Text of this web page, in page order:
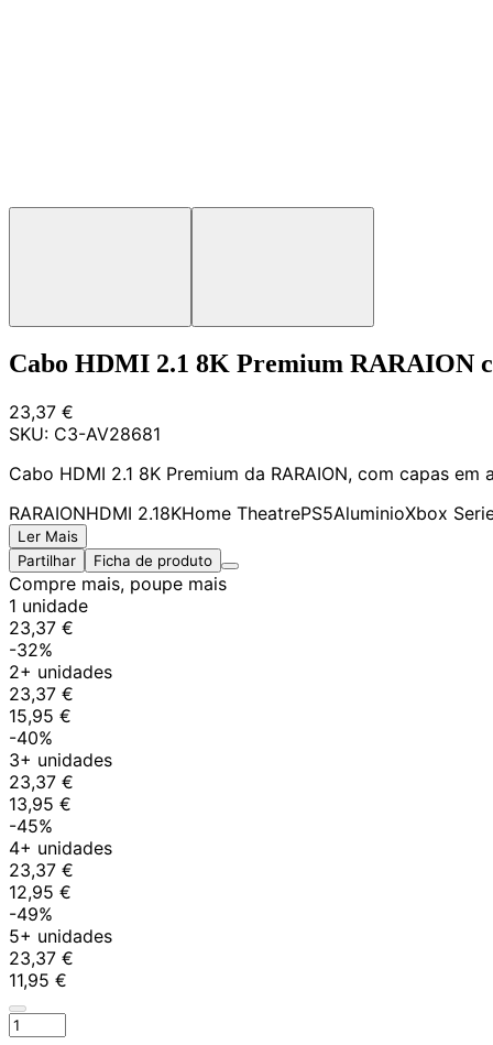
Cabo HDMI 2.1 8K Premium RARAION
23,37 €
SKU: C3-AV28681
Cabo HDMI 2.1 8K Premium da RARAION, com capas
RARAIONHDMI 2.18KHome TheatrePS5AluminioXbox
Ler Mais
Partilhar
Ficha de produto
Compre mais, poupe mais
1 unidade
23,37 €
-32%
2+ unidades
23,37 €
15,95 €
-40%
3+ unidades
23,37 €
13,95 €
-45%
4+ unidades
23,37 €
12,95 €
-49%
5+ unidades
23,37 €
11,95 €